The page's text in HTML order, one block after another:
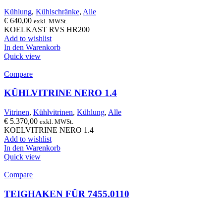
Kühlung, Kühlschränke, Alle
€ 640,00 exkl. MWSt.
KOELKAST RVS HR200
Add to wishlist
In den Warenkorb
Quick view
Compare
KÜHLVITRINE NERO 1.4
Vitrinen, Kühlvitrinen, Kühlung, Alle
€ 5.370,00 exkl. MWSt.
KOELVITRINE NERO 1.4
Add to wishlist
In den Warenkorb
Quick view
Compare
TEIGHAKEN FÜR 7455.0110